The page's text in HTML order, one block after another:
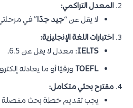
المعدل التراكمي:
لا يقل عن “جيد جدًا” في
اختبارات اللغة الإنجليزية:
IELTS: معدل لا يقل عن 6.5.
TOEFL ورقيًا أو ما يعادله
مقترح بحثي متكامل:
يجب تقديم خطة بحث مفصلة مع